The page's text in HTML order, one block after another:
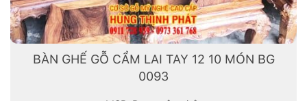
BÀN GHẾ GỖ CẨM LAI TAY 12 10 MÓN BG
0093